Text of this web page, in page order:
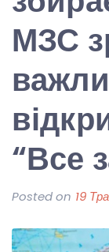
МЗС
“Все
Posted on 19